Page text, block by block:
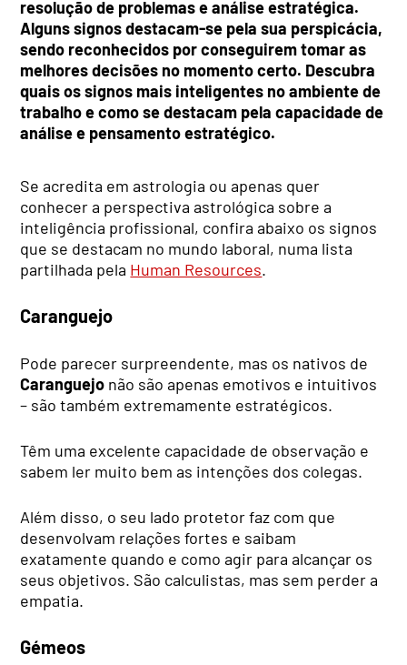
resolução de problemas e análise estratégica.
Alguns signos destacam-se pela sua perspicácia,
sendo reconhecidos por conseguirem tomar as
melhores decisões no momento certo. Descubra
quais os signos mais inteligentes no ambiente de
trabalho e como se destacam pela capacidade de
análise e pensamento estratégico.
Se acredita em astrologia ou apenas quer
conhecer a perspectiva astrológica sobre a
inteligência profissional, confira abaixo os signos
que se destacam no mundo laboral, numa lista
partilhada pela Human Resources.
Caranguejo
Pode parecer surpreendente, mas os nativos de
Caranguejo não são apenas emotivos e intuitivos
– são também extremamente estratégicos.
Têm uma excelente capacidade de observação e
sabem ler muito bem as intenções dos colegas.
Além disso, o seu lado protetor faz com que
desenvolvam relações fortes e saibam
exatamente quando e como agir para alcançar os
seus objetivos. São calculistas, mas sem perder a
empatia.
Gémeos